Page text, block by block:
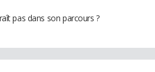
pas dans son parcours ?